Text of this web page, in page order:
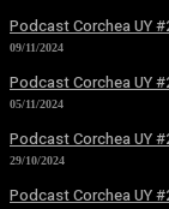
Podcast Corchea UY
09/11/2024
Podcast Corchea UY
05/11/2024
Podcast Corchea UY
29/10/2024
Podcast Corchea UY